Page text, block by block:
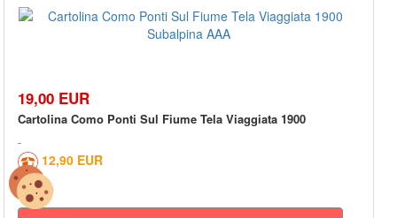
19,00 EUR
Cartolina Como Ponti Sul Fiume Tela Viaggiata 1900
12,90 EUR
0